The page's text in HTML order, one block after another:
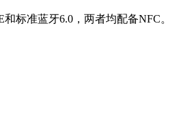
标准蓝牙6.0，两者均配备NFC。